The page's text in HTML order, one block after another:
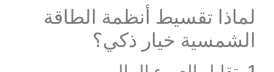
لماذا تقسيط أنظمة الطاقة
الشمسية خيار ذكي؟